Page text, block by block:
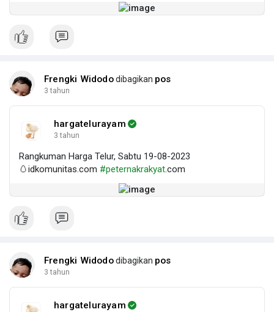
Frengki Widododibagikan pos
3 tahun
hargatelurayam
3 tahun
Rangkuman Harga Telur, Sabtu 19-08-2023
🥚idkomunitas.com #peternakrakyat.com
Frengki Widododibagikan pos
3 tahun
hargatelurayam